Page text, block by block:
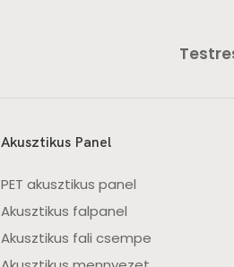
Akusztikus Panel
PET akusztikus panel
Akusztikus falpanel
Akusztikus fali csempe